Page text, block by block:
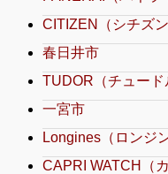
CITIZEN（シチズ
春日井市
TUDOR（チュー
一宮市
Longines（ロンジ
CAPRI WATCH（